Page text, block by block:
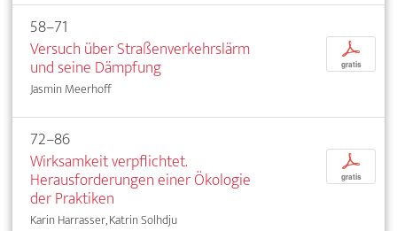
58–71
Versuch über Straßenverkehrslärm
und seine Dämpfung
Jasmin Meerhoff
p
gratis
72–86
Wirksamkeit verpflichtet.
Herausforderungen einer Ökologie
der Praktiken
Karin Harrasser, Katrin Solhdju
p
gratis